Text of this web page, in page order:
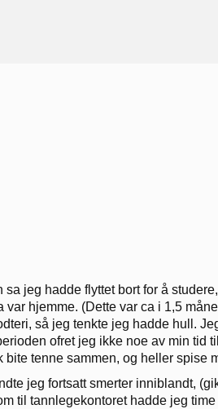
sa jeg hadde flyttet bort for å
var hjemme. (Dette var ca i 1,5
så jeg tenkte jeg hadde hull.
ofret jeg ikke noe av min tid
bite tenne sammen, og heller spise
jeg fortsatt smerter inniblandt,
til tannlegekontoret hadde jeg